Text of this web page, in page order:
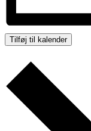
Tilføj til kalender